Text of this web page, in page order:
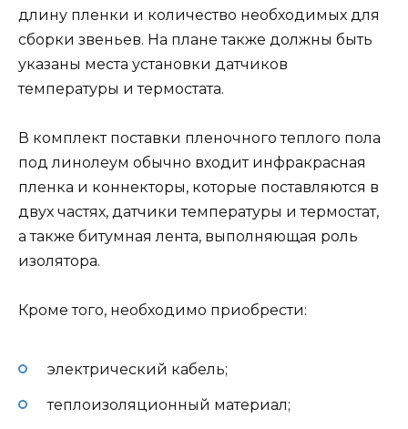
длину пленки и количество необходимых для
сборки звеньев. На плане также должны быть
указаны места установки датчиков
температуры и термостата.
В комплект поставки пленочного теплого пола
под линолеум обычно входит инфракрасная
пленка и коннекторы, которые поставляются в
двух частях, датчики температуры и термостат,
а также битумная лента, выполняющая роль
изолятора.
Кроме того, необходимо приобрести:
электрический кабель;
теплоизоляционный материал;